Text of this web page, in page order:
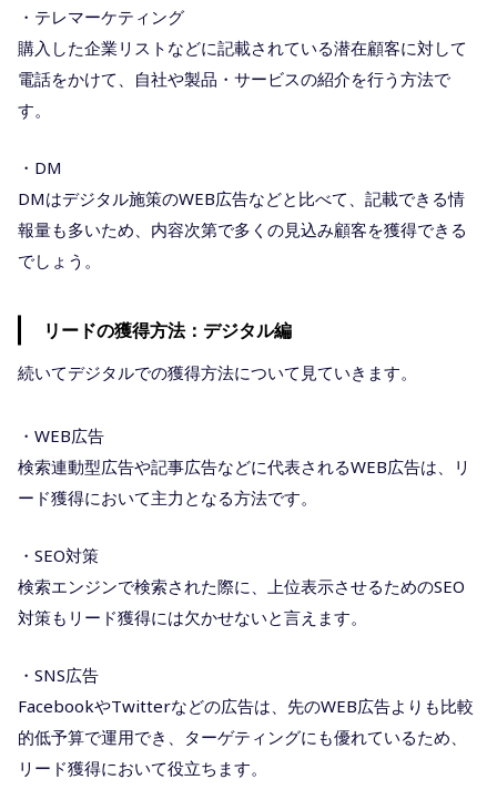
・テレマーケティング
購入した企業リストなどに記載されている潜在顧客に対して
電話をかけて、自社や製品・サービスの紹介を行う方法で
す。
・DM
DMはデジタル施策のWEB広告などと比べて、記載できる情
報量も多いため、内容次第で多くの見込み顧客を獲得できる
でしょう。
リードの獲得方法：デジタル編
続いてデジタルでの獲得方法について見ていきます。
・WEB広告
検索連動型広告や記事広告などに代表されるWEB広告は、リ
ード獲得において主力となる方法です。
・SEO対策
検索エンジンで検索された際に、上位表示させるためのSEO
対策もリード獲得には欠かせないと言えます。
・SNS広告
FacebookやTwitterなどの広告は、先のWEB広告よりも比較
的低予算で運用でき、ターゲティングにも優れているため、
リード獲得において役立ちます。